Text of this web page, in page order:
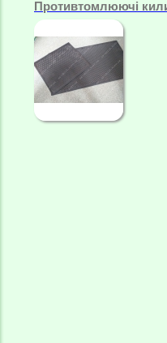
Противтомлюючі